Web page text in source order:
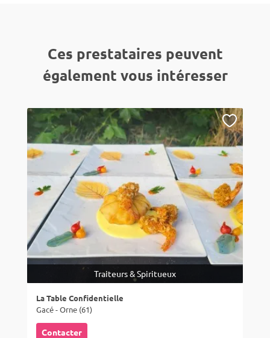
Ces prestataires peuvent
également vous intéresser
Traiteurs & Spiritueux
La Table Confidentielle
Gacé - Orne (61)
Contacter